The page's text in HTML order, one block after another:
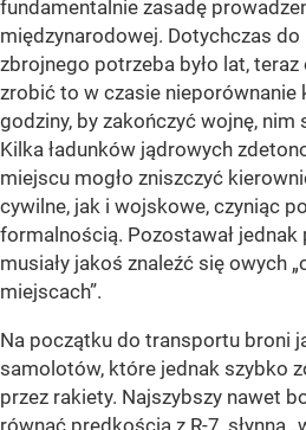
fundamentalnie zasadę
międzynarodowej. Dotychczas
zbrojnego potrzeba było lat, teraz
zrobić to w czasie nieporównanie
godziny, by zakończyć wojnę, nim
Kilka ładunków jądrowych
miejscu mogło zniszczyć
cywilne, jak i wojskowe, czyniąc
formalnością. Pozostawał jednak
musiały jakoś znaleźć się owych
miejscach”.
Na początku do transportu broni
samolotów, które jednak szybko
przez rakiety. Najszybszy nawet